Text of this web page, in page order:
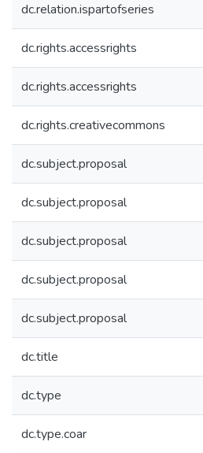
dc.relation.ispartofseries
dc.rights.accessrights
dc.rights.accessrights
dc.rights.creativecommons
dc.subject.proposal
dc.subject.proposal
dc.subject.proposal
dc.subject.proposal
dc.subject.proposal
dc.title
dc.type
dc.type.coar